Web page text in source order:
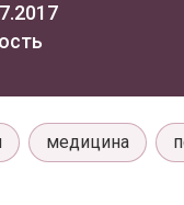
медицина